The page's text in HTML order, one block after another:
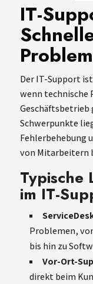
IT-
Der IT-Support
wenn technische
Geschäftsbetrieb
Schwerpunkte
Fehlerbehebung
von Mitarbeitern
Typische
im IT-
Problemen,
bis hin zu
Vor-Ort-
direkt beim